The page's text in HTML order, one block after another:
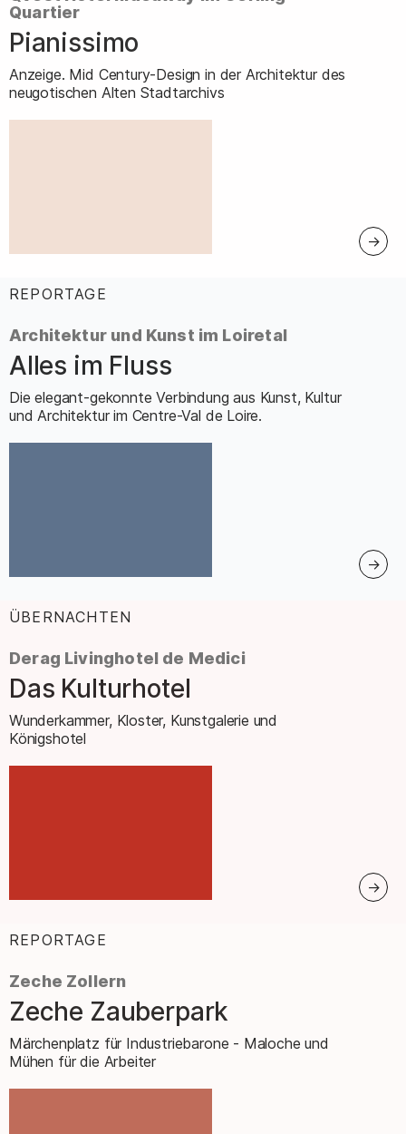
Quartier
–
Pianissimo
Anzeige. Mid Century-Design in der Architektur des
neugotischen Alten Stadtarchivs
REPORTAGE
Architektur und Kunst im Loiretal
–
Alles im Fluss
Die elegant-gekonnte Verbindung aus Kunst, Kultur
und Architektur im Centre-Val de Loire.
ÜBERNACHTEN
Derag Livinghotel de Medici
–
Das Kulturhotel
Wunderkammer, Kloster, Kunstgalerie und
Königshotel
REPORTAGE
Zeche Zollern
–
Zeche Zauberpark
Märchenplatz für Industriebarone - Maloche und
Mühen für die Arbeiter